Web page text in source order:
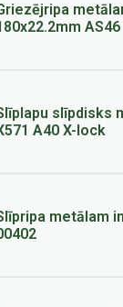
slīpdisks
A40 X-lock
metālam